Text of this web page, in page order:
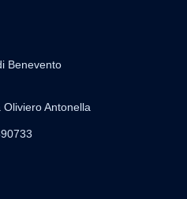
Benevento
Antonella